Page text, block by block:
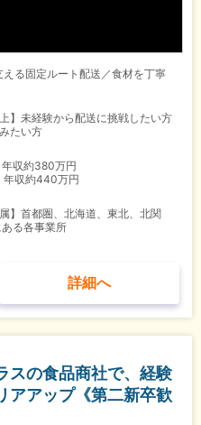
える固定ルート配送／食材を丁寧
】未経験から配送に挑戦したい方
たい方
収約380万円
収約440万円
】首都圏、北海道、東北、北関
る各事業所
詳細へ
スの食品商社で、経験
アアップ《第二新卒歓